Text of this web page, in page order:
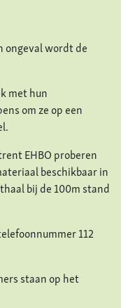
ongeval wordt de
met hun
om ze op een
EHBO proberen
beschikbaar in
bij de 100m stand
112
staan op het